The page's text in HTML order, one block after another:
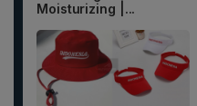
Moisturizing |...